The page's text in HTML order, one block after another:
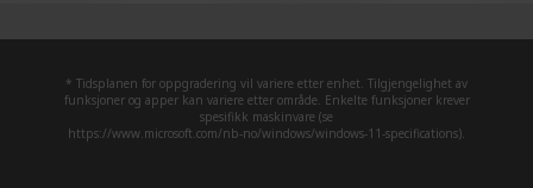
* Tidsplanen for oppgradering vil variere etter enhet. Tilgjengelighet av
funksjoner og apper kan variere etter område. Enkelte funksjoner krever
spesifikk maskinvare (se
https://www.microsoft.com/nb-no/windows/windows-11-specifications).